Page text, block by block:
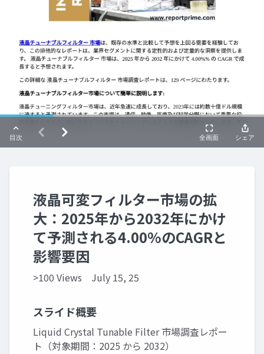
液晶可変フィルター市場の拡
大：2025年から2032年にかけ
て予測される4.00%のCAGRと
影響要因
>100 Views July 15, 25
スライド概要
Liquid Crystal Tunable Filter 市場調査レポー
ト（対象期間：2025 から 2032）